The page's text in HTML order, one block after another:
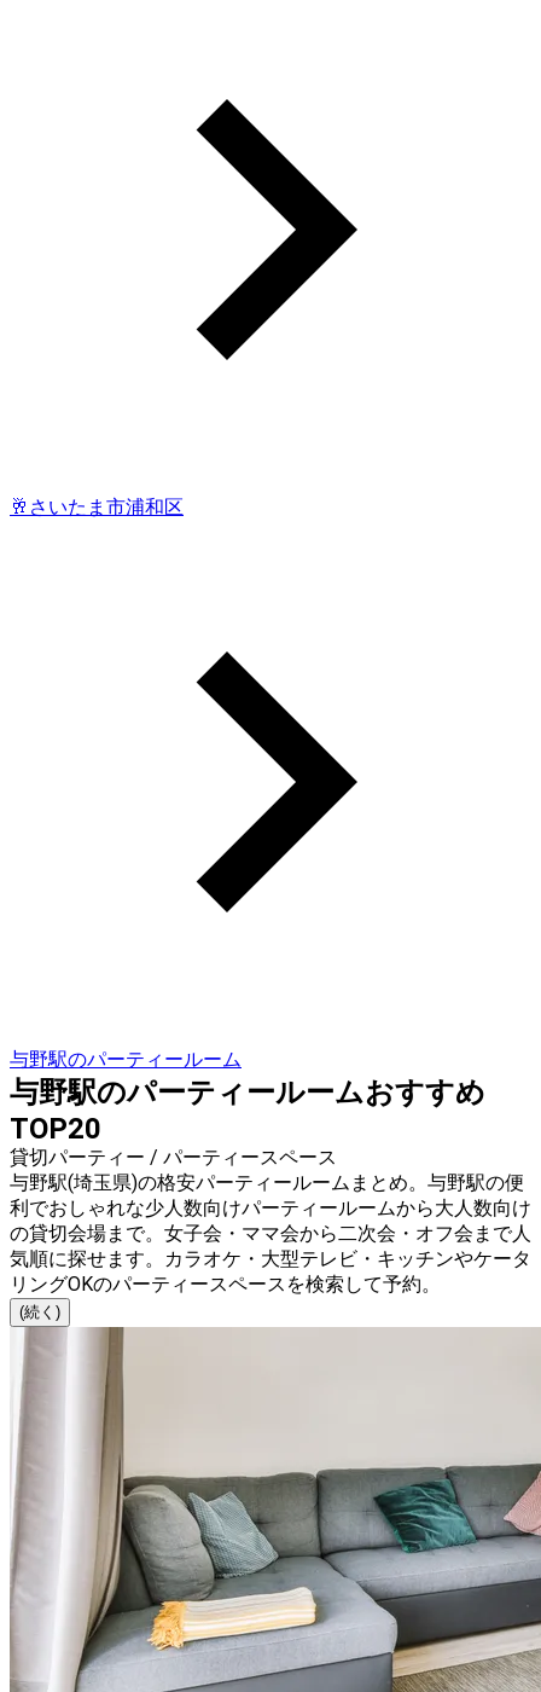
🥂さいたま市浦和区
与野駅のパーティールーム
与野駅のパーティールームおすすめ
TOP20
貸切パーティー / パーティースペース
与野駅(埼玉県)の格安パーティールームまとめ。与野駅の便
利でおしゃれな少人数向けパーティールームから大人数向け
の貸切会場まで。女子会・ママ会から二次会・オフ会まで人
気順に探せます。カラオケ・大型テレビ・キッチンやケータ
リングOKのパーティースペースを検索して予約。
(続く)